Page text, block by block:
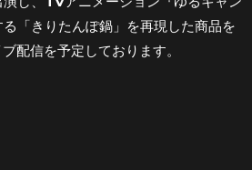
「きりたんぽ鍋」を再現した商品を
配信を予定しております。